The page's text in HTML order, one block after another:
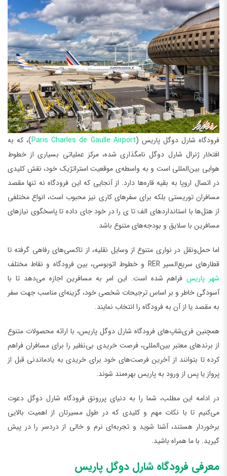
فرودگاه ‌شارل دوگل پاریس (Paris Charles de Gaulle Airport)، که به
افتخار ژنرال شارل دوگل نامگذاری شده، مرکز عملیاتی بسیاری از خطوط
هوایی بین‌المللی است و به واسطه‌ی موقعیت استراتژیک خود، نقش کلیدی
در اتصال اروپا به بقیه قاره‌ها دارد. از آنجایی که این فرودگاه نه تنها مقصد
مسافران توریستی بلکه برای سفرهای کاری نیز محبوب است، انواع مختلفی
از هتل‌ها با استانداردهای الف تا ی را در خود جای داده تا پاسخگوی نیازهای
مسافرین با سلایق و بودجه‌های متنوع باشد.
اما حمل‌ونقل در نواری متنوع از وسایل نقلیه، از تاکسی‌های رفاهی گرفته تا
قطارهای سریع‌السیر RER و خطوط اتوبوسی، بین فرودگاه و نقاط مختلف
شهر پاریسفراهم شده است. این امر به مسافرین اجازه می‌دهد تا با
آسودگی خاطر و بر اساس ترجیحات شخصی خود، گزینه‌ای مناسب جهت سفر
به مقصد یا از آن به فرودگاه را انتخاب نمایند.
همچنین فری‌شاپ‌های فرودگاه ‌شارل دوگل پاریس، با ارائه محصولات متنوع
از برندهای معتبر بین‌المللی، فرصت خریدی بی‌نظیر را برای مسافران فراهم
کرده تا بتوانند از آخرین فرصت‌های خود برای خریدی به یادماندنی قبل از
پرواز یا پس از ورود به پاریس بهره‌مند شوند.
در ادامه این مطلب، شما را به دنیای پررونق فرودگاه شارل دوگل دعوت
می‌کنیم تا با نکات مهم و کلیدی که در طول مسیرتان از اهمیت بالایی
برخوردار هستند، آشنا شوید و تجربه‌ای نرم و خالی از دردسر را در پیش
گیرید. با ما همراه باشید.
معرفی فرودگاه ‌شارل دوگل پاریس